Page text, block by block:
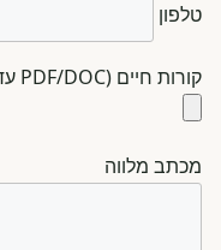
טלפון
קורות חיים (PDF/DOC עד 5MB)
מכתב מלווה